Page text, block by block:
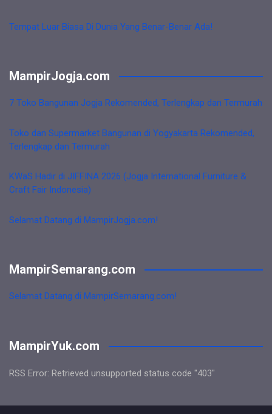
Tempat Luar Biasa Di Dunia Yang Benar-Benar Ada!
MampirJogja.com
7 Toko Bangunan Jogja Rekomended, Terlengkap dan Termurah
Toko dan Supermarket Bangunan di Yogyakarta Rekomended,
Terlengkap dan Termurah
KWaS Hadir di JIFFINA 2026 (Jogja International Furniture &
Craft Fair Indonesia)
Selamat Datang di MampirJogja.com!
MampirSemarang.com
Selamat Datang di MampirSemarang.com!
MampirYuk.com
RSS Error: Retrieved unsupported status code "403"